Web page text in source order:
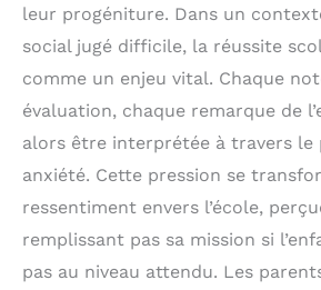
leur progéniture. Dans un
social jugé difficile, la réussite
comme un enjeu vital. Chaque
évaluation, chaque remarque de
alors être interprétée à travers le
anxiété. Cette pression se
ressentiment envers l’école,
remplissant pas sa mission si
pas au niveau attendu. Les